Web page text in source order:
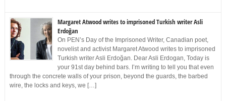
Margaret Atwood writes to imprisoned Turkish writer Asli
Erdoğan
On PEN’s Day of the Imprisoned Writer, Canadian poet,
novelist and activist Margaret Atwood writes to imprisoned
Turkish writer Asli Erdoğan. Dear Asli Erdogan, Today is
your 91st day behind bars. I’m writing to tell you that even
through the concrete walls of your prison, beyond the guards, the barbed
wire, the locks and keys, we […]